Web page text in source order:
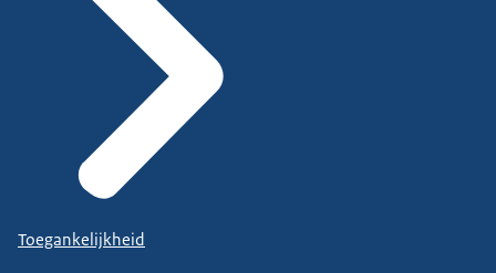
Toegankelijkheid